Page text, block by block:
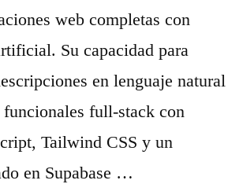
x
web completas con
Su capacidad para
en lenguaje natural
full-stack con
Tailwind CSS y un
en Supabase …